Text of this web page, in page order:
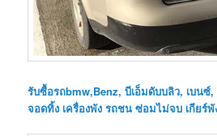
รับซื้อรถbmw,Benz, บีเอ็มดับบลิว, เบนซ์
จอดทิ้ง เครื่องพัง รถชน ซ่อมไม่จบ เกียร์พั